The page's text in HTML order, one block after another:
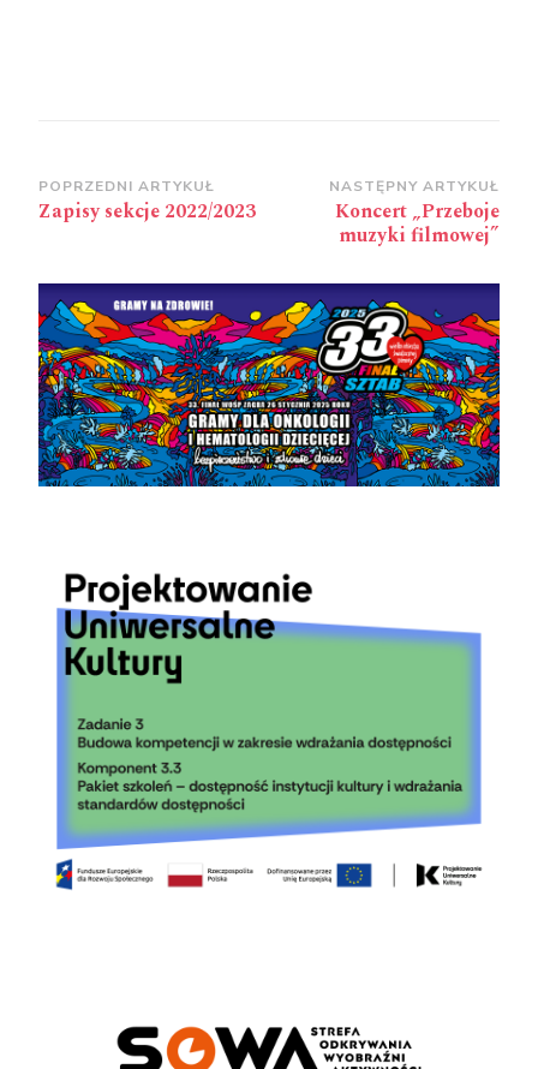
Zobacz
wpisy
POPRZEDNI ARTYKUŁ
Zapisy sekcje 2022/2023
NASTĘPNY ARTYKUŁ
Koncert „Przeboje
muzyki filmowej”